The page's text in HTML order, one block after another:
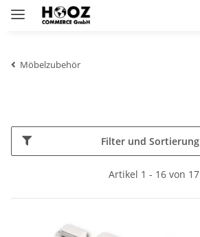
Möbelzubehör
Filter und Sortierung
Artikel 1 - 16 von 17